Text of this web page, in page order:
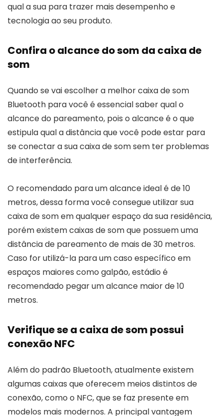
qual a sua para trazer mais desempenho e
tecnologia ao seu produto.
Confira o alcance do som da caixa de
som
Quando se vai escolher a melhor caixa de som
Bluetooth para você é essencial saber qual o
alcance do pareamento, pois o alcance é o que
estipula qual a distância que você pode estar para
se conectar a sua caixa de som sem ter problemas
de interferência.
O recomendado para um alcance ideal é de 10
metros, dessa forma você consegue utilizar sua
caixa de som em qualquer espaço da sua residência,
porém existem caixas de som que possuem uma
distância de pareamento de mais de 30 metros.
Caso for utilizá-la para um caso específico em
espaços maiores como galpão, estádio é
recomendado pegar um alcance maior de 10
metros.
Verifique se a caixa de som possui
conexão NFC
Além do padrão Bluetooth, atualmente existem
algumas caixas que oferecem meios distintos de
conexão, como o NFC, que se faz presente em
modelos mais modernos. A principal vantagem